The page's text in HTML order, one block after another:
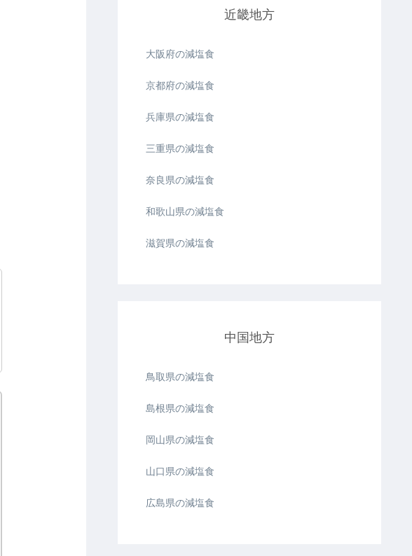
近畿地方
大阪府の減塩食
京都府の減塩食
兵庫県の減塩食
三重県の減塩食
奈良県の減塩食
和歌山県の減塩食
滋賀県の減塩食
中国地方
鳥取県の減塩食
島根県の減塩食
岡山県の減塩食
山口県の減塩食
広島県の減塩食